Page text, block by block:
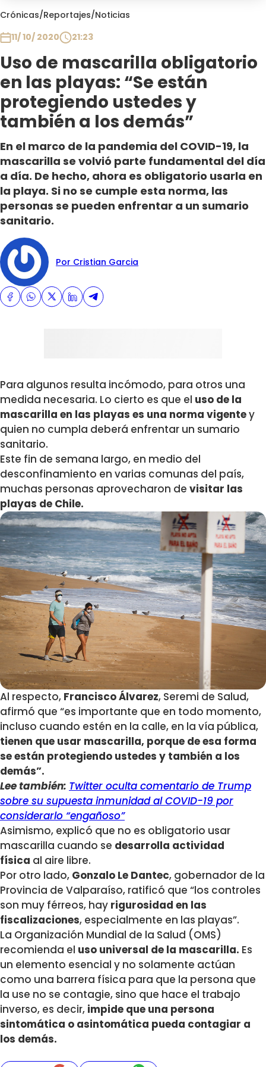
Crónicas/Reportajes/Noticias
11/ 10/ 2020
21:23
Uso de mascarilla obligatorio
en las playas: “Se están
protegiendo ustedes y
también a los demás”
En el marco de la pandemia del COVID-19, la
mascarilla se volvió parte fundamental del día
a día. De hecho, ahora es obligatorio usarla en
la playa. Si no se cumple esta norma, las
personas se pueden enfrentar a un sumario
sanitario.
Por Cristian Garcia
Para algunos resulta incómodo, para otros una
medida necesaria. Lo cierto es que el uso de la
mascarilla en las playas es una norma vigentey
quien no cumpla deberá enfrentar un sumario
sanitario.
Este fin de semana largo, en medio del
desconfinamiento en varias comunas del país,
muchas personas aprovecharon de visitar las
playas de Chile.
Al respecto, Francisco Álvarez, Seremi de Salud,
afirmó que “es importante que en todo momento,
incluso cuando estén en la calle, en la vía pública,
tienen que usar mascarilla, porque de esa forma
se están protegiendo ustedes y también a los
demás”.
Lee también: Twitter oculta comentario de Trump
sobre su supuesta inmunidad al COVID-19 por
considerarlo “engañoso”
Asimismo, explicó que no es obligatorio usar
mascarilla cuando se desarrolla actividad
física al aire libre.
Por otro lado, Gonzalo Le Dantec, gobernador de la
Provincia de Valparaíso, ratificó que “los controles
son muy férreos, hay rigurosidad en las
fiscalizaciones, especialmente en las playas”.
La Organización Mundial de la Salud (OMS)
recomienda el uso universal de la mascarilla. Es
un elemento esencial y no solamente actúan
como una barrera física para que la persona que
la use no se contagie, sino que hace el trabajo
inverso, es decir, impide que una persona
sintomática o asintomática pueda contagiar a
los demás.
Club De La Comedia
Plan Perfecto
El Tiempo
Sabingo
Todos Los Programas